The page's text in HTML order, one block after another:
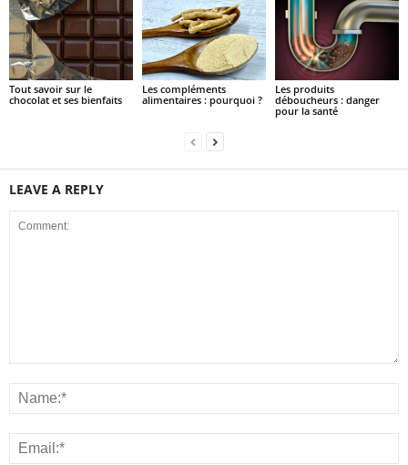
Tout savoir sur le
chocolat et ses bienfaits
Les compléments
alimentaires : pourquoi ?
Les produits
déboucheurs : danger
pour la santé
LEAVE A REPLY